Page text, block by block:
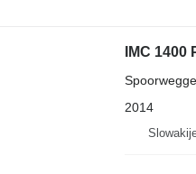
IMC 1400
2014